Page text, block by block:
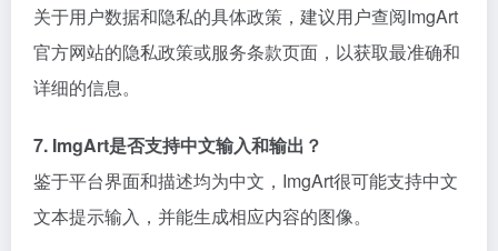
关于用户数据和隐私的具体政策，建议用户查阅ImgArt
官方网站的隐私政策或服务条款页面，以获取最准确和
详细的信息。
7. ImgArt是否支持中文输入和输出？
鉴于平台界面和描述均为中文，ImgArt很可能支持中文
文本提示输入，并能生成相应内容的图像。